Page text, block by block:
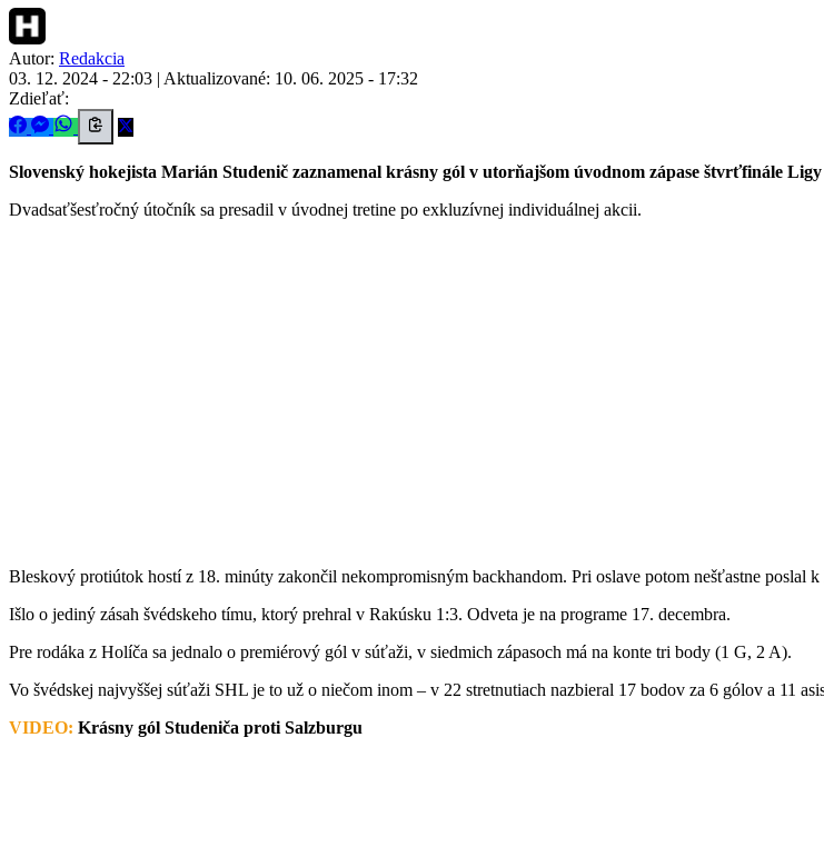
Autor: Redakcia
03. 12. 2024 - 22:03 | Aktualizované: 10. 06. 2025 - 17:32
Zdieľať:
Slovenský hokejista Marián Studenič zaznamenal krásny gól v utorňajšom úvodnom zápase štvrťfinále
Dvadsaťšesťročný útočník sa presadil v úvodnej tretine po exkluzívnej individuálnej akcii.
Bleskový protiútok hostí z 18. minúty zakončil nekompromisným backhandom. Pri oslave potom nešťastne poslal
Išlo o jediný zásah švédskeho tímu, ktorý prehral v Rakúsku 1:3. Odveta je na programe 17. decembra.
Pre rodáka z Holíča sa jednalo o premiérový gól v súťaži, v siedmich zápasoch má na konte tri body (1 G, 2 A).
Vo švédskej najvyššej súťaži SHL je to už o niečom inom – v 22 stretnutiach nazbieral 17 bodov za 6 gólov a 11
VIDEO: Krásny gól Studeniča proti Salzburgu